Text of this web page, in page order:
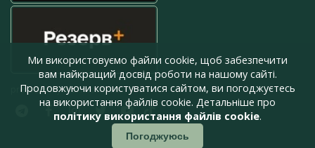
press@armyinform.com.ua
Ми використовуємо файли cookie, щоб забезпечити
вам найкращий досвід роботи на нашому сайті.
Продовжуючи користуватися сайтом, ви погоджуєтесь
на використання файлів cookie. Детальніше про
політику використання файлів cookie.
Погоджуюсь